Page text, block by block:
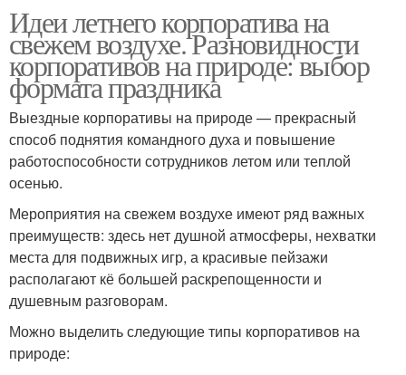
Идеи летнего корпоратива на
свежем воздухе. Разновидности
корпоративов на природе: выбор
формата праздника
Выездные корпоративы на природе — прекрасный
способ поднятия командного духа и повышение
работоспособности сотрудников летом или теплой
осенью.
Мероприятия на свежем воздухе имеют ряд важных
преимуществ: здесь нет душной атмосферы, нехватки
места для подвижных игр, а красивые пейзажи
располагают кё большей раскрепощенности и
душевным разговорам.
Можно выделить следующие типы корпоративов на
природе: